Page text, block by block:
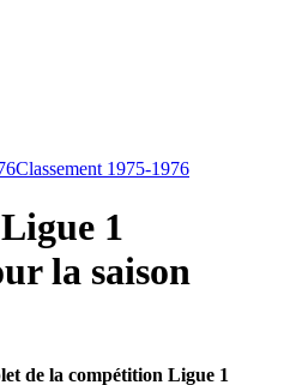
Classement 1975-1976
Ligue 1
la saison
de la compétition Ligue 1